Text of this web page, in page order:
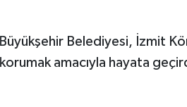
Belediyesi, İzmit
amacıyla hayata